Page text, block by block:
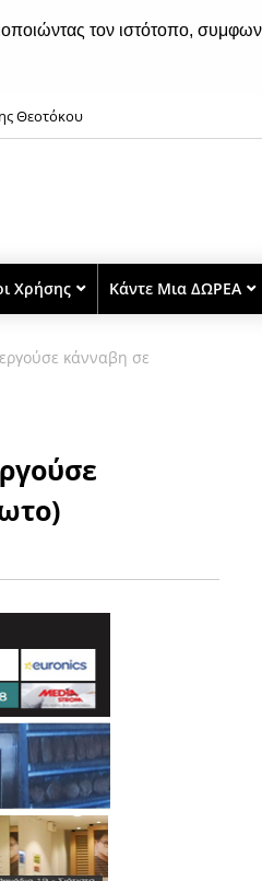
τον ιστότοπο,
Θεοτόκου
Χρήσης Κάντε Μια ΔΩΡΕΑ
κάνναβη σε